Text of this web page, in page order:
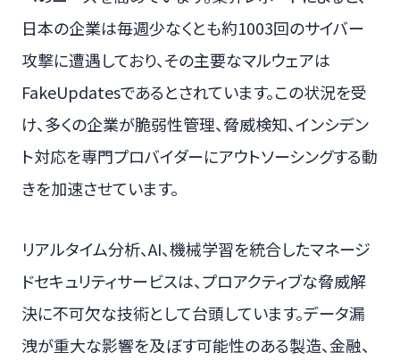
日本の企業は毎週少なくとも約1003回のサイバー
攻撃に遭遇しており、その主要なマルウェアは
FakeUpdatesであるとされています。この状況を受
け、多くの企業が脆弱性管理、脅威検知、インシデン
ト対応を専門プロバイダーにアウトソーシングする動
きを加速させています。
リアルタイム分析、AI、機械学習を統合したマネージ
ドセキュリティサービスは、プロアクティブな脅威解
決に不可欠な技術として台頭しています。データ漏
洩が重大な影響を及ぼす可能性のある製造、金融、